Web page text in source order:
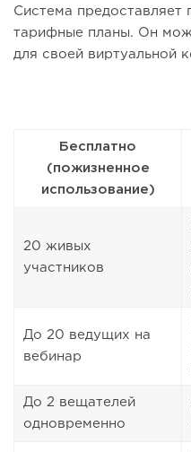
Система предоставляет
тарифные планы. Он
для своей виртуальной
Бесплатно
(пожизненное
использование)
20 живых
участников
До 20 ведущих на
вебинар
До 2 вещателей
одновременно